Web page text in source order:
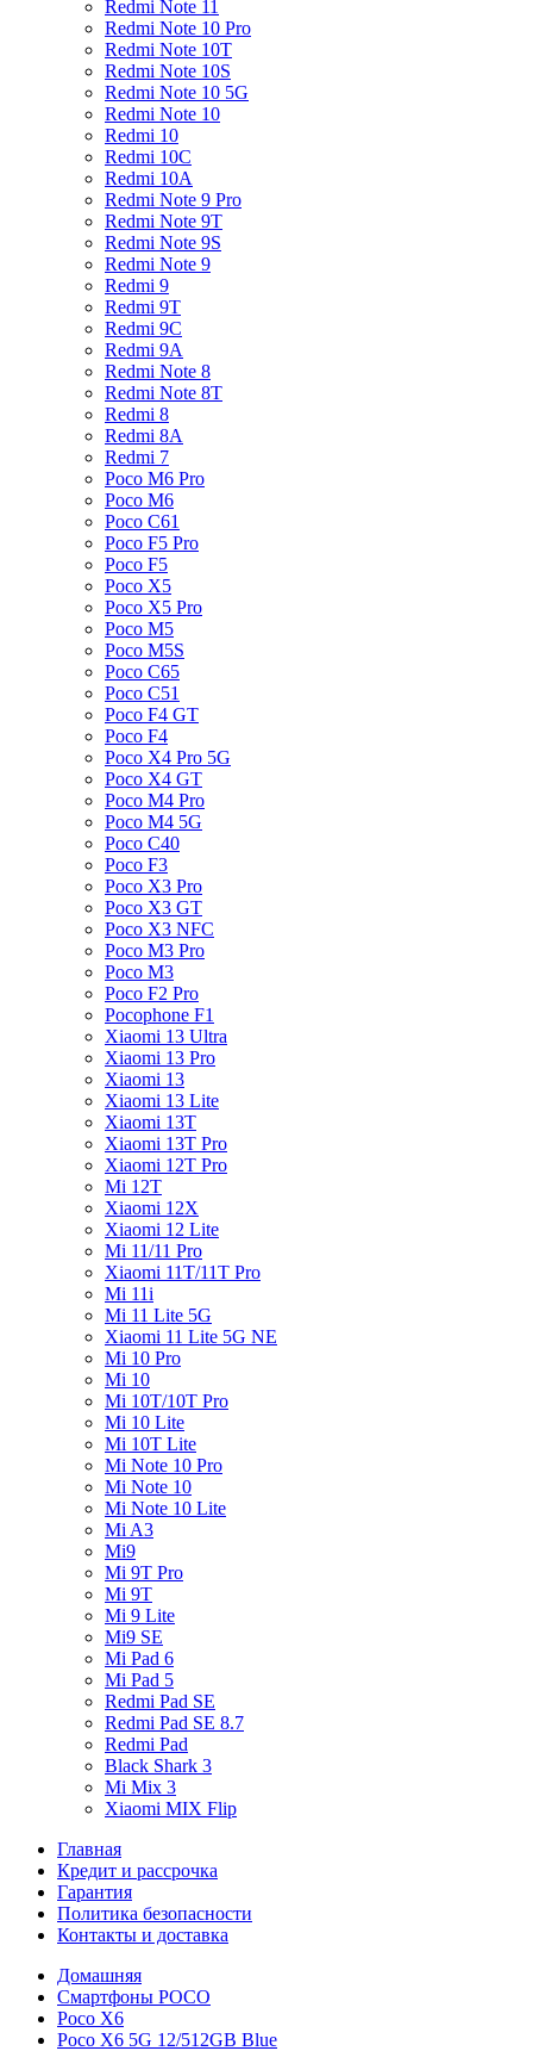
Redmi Note 11
Redmi Note 10 Pro
Redmi Note 10T
Redmi Note 10S
Redmi Note 10 5G
Redmi Note 10
Redmi 10
Redmi 10C
Redmi 10A
Redmi Note 9 Pro
Redmi Note 9T
Redmi Note 9S
Redmi Note 9
Redmi 9
Redmi 9T
Redmi 9C
Redmi 9A
Redmi Note 8
Redmi Note 8T
Redmi 8
Redmi 8A
Redmi 7
Poco M6 Pro
Poco M6
Poco C61
Poco F5 Pro
Poco F5
Poco X5
Poco X5 Pro
Poco M5
Poco M5S
Poco C65
Poco C51
Poco F4 GT
Poco F4
Poco X4 Pro 5G
Poco X4 GT
Poco M4 Pro
Poco M4 5G
Poco C40
Poco F3
Poco X3 Pro
Poco X3 GT
Poco X3 NFC
Poco M3 Pro
Poco M3
Poco F2 Pro
Pocophone F1
Xiaomi 13 Ultra
Xiaomi 13 Pro
Xiaomi 13
Xiaomi 13 Lite
Xiaomi 13T
Xiaomi 13T Pro
Xiaomi 12T Pro
Mi 12T
Xiaomi 12X
Xiaomi 12 Lite
Mi 11/11 Pro
Xiaomi 11T/11T Pro
Mi 11i
Mi 11 Lite 5G
Xiaomi 11 Lite 5G NE
Mi 10 Pro
Mi 10
Mi 10T/10T Pro
Mi 10 Lite
Mi 10T Lite
Mi Note 10 Pro
Mi Note 10
Mi Note 10 Lite
Mi A3
Mi9
Mi 9T Pro
Mi 9T
Mi 9 Lite
Mi9 SE
Mi Pad 6
Mi Pad 5
Redmi Pad SE
Redmi Pad SE 8.7
Redmi Pad
Black Shark 3
Mi Mix 3
Xiaomi MIX Flip
Главная
Кредит и рассрочка
Гарантия
Политика безопасности
Контакты и доставка
Домашняя
Смартфоны POCO
Poco X6
Poco X6 5G 12/512GB Blue